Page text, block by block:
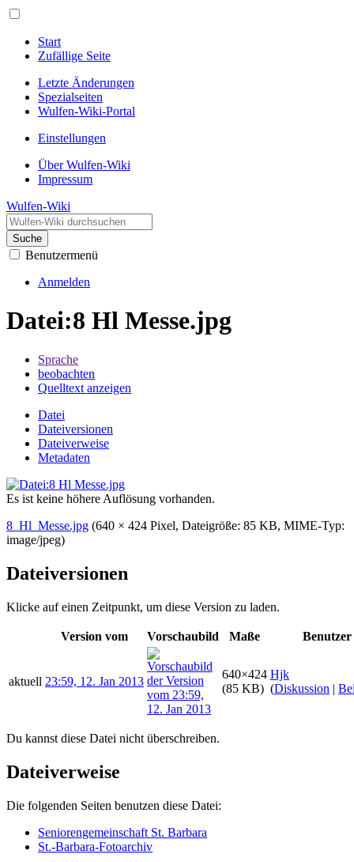
Start
Zufällige Seite
Letzte Änderungen
Spezialseiten
Wulfen-Wiki-Portal
Einstellungen
Über Wulfen-Wiki
Impressum
Wulfen-Wiki
Suche
Benutzermenü
Anmelden
Datei:8 Hl Messe.jpg
Sprache
beobachten
Quelltext anzeigen
Datei
Dateiversionen
Dateiverweise
Metadaten
Es ist keine höhere Auflösung vorhanden.
8_Hl_Messe.jpg (640 × 424 Pixel, Dateigröße: 85 KB, MIME-Typ:
image/jpeg)
Dateiversionen
Klicke auf einen Zeitpunkt, um diese Version zu laden.
Version vom Vorschaubild Maße Benutzer
aktuell 23:59, 12. Jan 2013
640×424
(85 KB)
Hjk
(Diskussion |
Du kannst diese Datei nicht überschreiben.
Dateiverweise
Die folgenden Seiten benutzen diese Datei:
Seniorengemeinschaft St. Barbara
St.-Barbara-Fotoarchiv